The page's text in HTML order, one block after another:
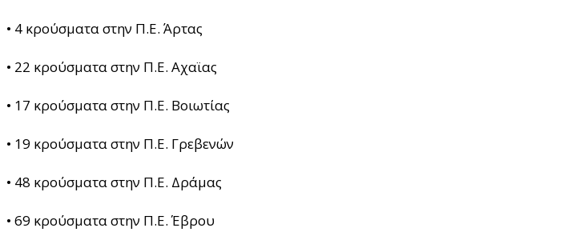
• 4 κρούσματα στην Π.Ε. Άρτας
• 22 κρούσματα στην Π.Ε. Αχαϊας
• 17 κρούσματα στην Π.Ε. Βοιωτίας
• 19 κρούσματα στην Π.Ε. Γρεβενών
• 48 κρούσματα στην Π.Ε. Δράμας
• 69 κρούσματα στην Π.Ε. Έβρου